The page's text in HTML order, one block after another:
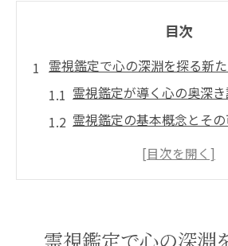
目次
霊視鑑定で心の深淵を探る新
霊視鑑定が導く心の奥深
霊視鑑定の基本概念とそ
霊視鑑定を始める前に知っ
霊視鑑定で心の深淵